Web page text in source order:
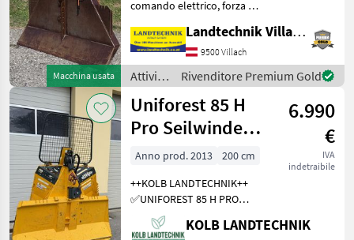
Macchina usata
comando elettrico, forza di
protezione, 4 scivoli per
fune, gancio terminale e
albero articolato, supporto
per
Landtechnik Villach GmbH
9500 Villach
Attività
forestali
e
lavorazione
del
legno /
Rivenditore Premium Gold
Uniforest 85 H
Pro Seilwinde
Funkseilwinde
6.990
€
IVA
indetraibile
Anno prod. 2013
200 cm
++KOLB LANDTECHNIK++
✅UNIFOREST 85 H PRO
Funkseilwinde ✅8, 5t
Zugkraft ✅200cmKOLB LANDTECHNIK